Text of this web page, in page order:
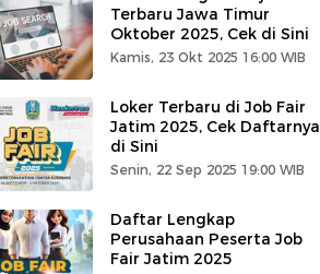
Terbaru Jawa Timur
Oktober 2025, Cek di Sini
Kamis, 23 Okt 2025 16:00 WIB
Loker Terbaru di Job Fair
Jatim 2025, Cek Daftarnya
di Sini
Senin, 22 Sep 2025 19:00 WIB
Daftar Lengkap
Perusahaan Peserta Job
Fair Jatim 2025